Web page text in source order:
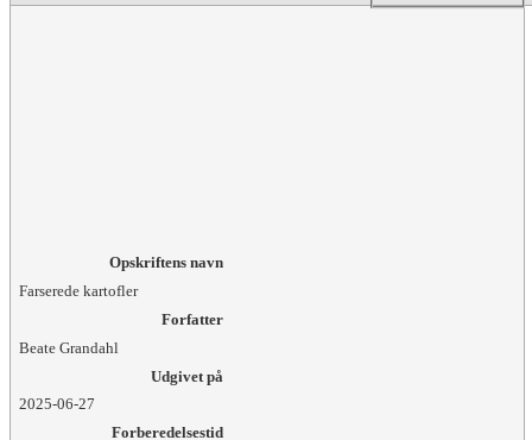
Opskriftens navn
Farserede kartofler
Forfatter
Beate Grandahl
Udgivet på
2025-06-27
Forberedelsestid